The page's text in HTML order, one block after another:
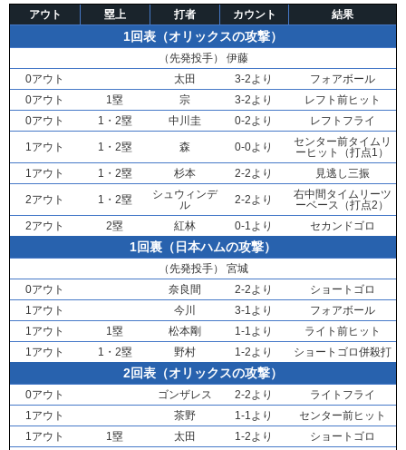
アウト 塁上 打者 カウント 結果
1回表（オリックスの攻撃）
（先発投手） 伊藤
0アウト
太田 3-2より
フォアボール
0アウト
1塁 宗 3-2より
レフト前ヒット
0アウト
1・2塁 中川圭 0-2より レフトフライ
1アウト 1・2塁 森 0-0より
センター前タイムリ
ーヒット（打点1）
1アウト
1・2塁 杉本 2-2より 見逃し三振
2アウト 1・2塁
シュウィンデ
ル
2-2より
右中間タイムリーツ
ーベース（打点2）
2アウト
2塁 紅林 0-1より セカンドゴロ
1回裏（日本ハムの攻撃）
（先発投手） 宮城
0アウト
奈良間 2-2より
ショートゴロ
1アウト
今川 3-1より
フォアボール
1アウト
1塁 松本剛 1-1より
ライト前ヒット
1アウト
1・2塁 野村 1-2より ショートゴロ併殺打
2回表（オリックスの攻撃）
0アウト ゴンザレス 2-2より
ライトフライ
1アウト
茶野 1-1より
センター前ヒット
1アウト
1塁 太田 1-2より
ショートゴロ